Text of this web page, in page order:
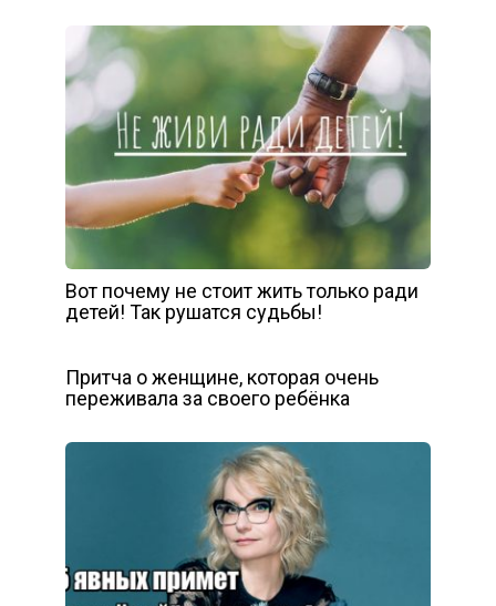
Вот почему не стоит жить только ради
детей! Так рушатся судьбы!
Притча о женщине, которая очень
переживала за своего ребёнка